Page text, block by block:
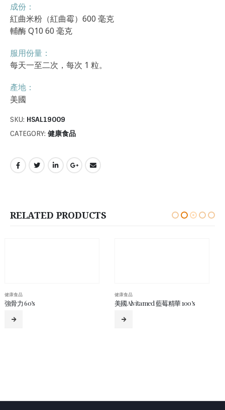
成份：
紅曲米粉（紅曲霉）600 毫克
輔酶 Q10 60 毫克
服用份量：
每天一至二次，每次 1 粒。
產地：
美國
SKU: HSAL19009
CATEGORY: 健康食品
RELATED PRODUCTS
健康食品
美國Alvitamed 藍莓精華 100’s